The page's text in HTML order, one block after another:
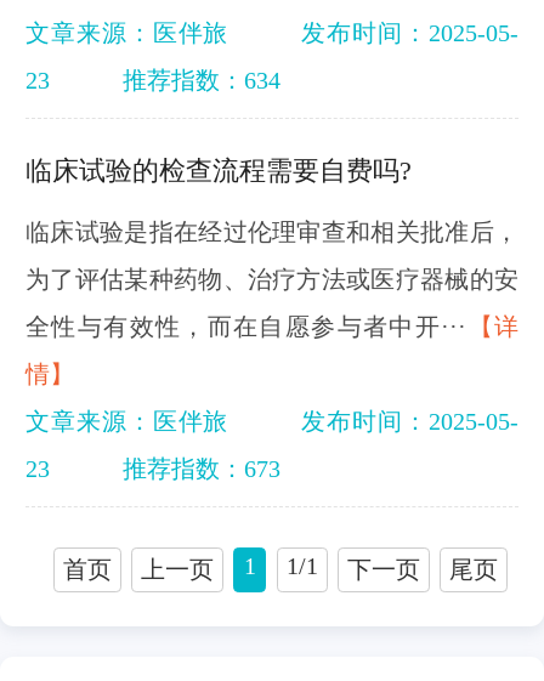
文章来源：医伴旅
发布时间：2025-05-
23
推荐指数：634
临床试验的检查流程需要自费吗?
临床试验是指在经过伦理审查和相关批准后，
为了评估某种药物、治疗方法或医疗器械的安
全性与有效性，而在自愿参与者中开···
【详
情】
文章来源：医伴旅
发布时间：2025-05-
23
推荐指数：673
首页 上一页 1 1/1 下一页 尾页